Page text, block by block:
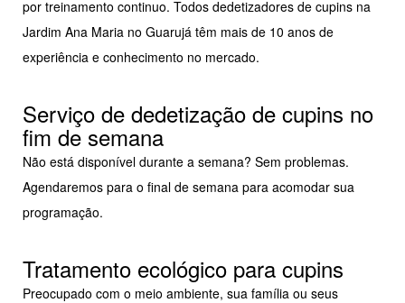
por treinamento continuo. Todos dedetizadores de cupins na
Jardim Ana Maria no Guarujá têm mais de 10 anos de
experiência e conhecimento no mercado.
Serviço de dedetização de cupins no
fim de semana
Não está disponível durante a semana? Sem problemas.
Agendaremos para o final de semana para acomodar sua
programação.
Tratamento ecológico para cupins
Preocupado com o meio ambiente, sua família ou seus